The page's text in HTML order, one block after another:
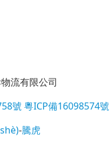
流有限公司
號 粵ICP備16098574號
-騰虎